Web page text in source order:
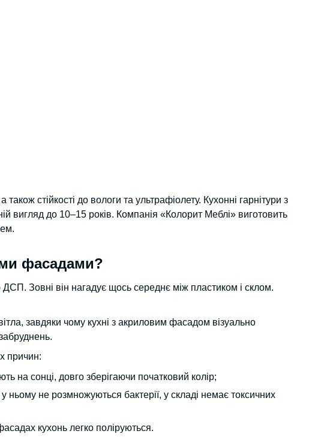
стійкості до вологи та ультрафіолету. Кухонні гарнітури з
вигляд до 10–15 років. Компанія «Колорит Меблі» виготовить
фасадами?
Зовні він нагадує щось середнє між пластиком і склом.
завдяки чому кухні з акриловим фасадом візуально
причин:
на сонці, довго зберігаючи початковий колір;
ньому не розмножуються бактерії, у складі немає токсичних
кухонь легко поліруються.